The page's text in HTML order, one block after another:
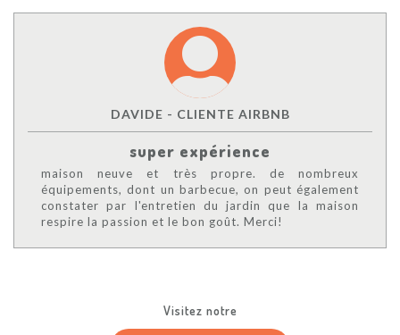
DAVIDE - CLIENTE AIRBNB
super expérience
maison neuve et très propre. de nombreux
équipements, dont un barbecue, on peut également
constater par l'entretien du jardin que la maison
respire la passion et le bon goût. Merci!
Visitez notre